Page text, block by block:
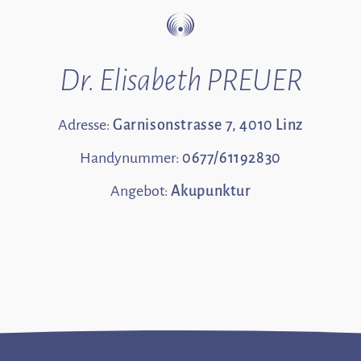
Dr. Elisabeth PREUER
Adresse:Garnisonstrasse 7, 4010 Linz
Handynummer: 0677/61192830
Angebot: Akupunktur